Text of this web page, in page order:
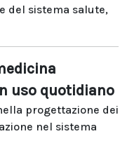
del sistema salute,
uso quotidiano
progettazione dei
nel sistema